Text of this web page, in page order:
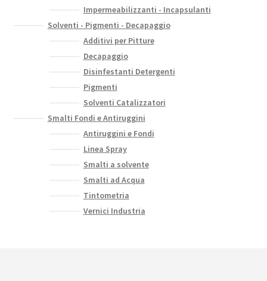
Impermeabilizzanti - Incapsulanti
Solventi - Pigmenti - Decapaggio
Additivi per Pitture
Decapaggio
Disinfestanti Detergenti
Pigmenti
Solventi Catalizzatori
Smalti Fondi e Antiruggini
Antiruggini e Fondi
Linea Spray
Smalti a solvente
Smalti ad Acqua
Tintometria
Vernici Industria